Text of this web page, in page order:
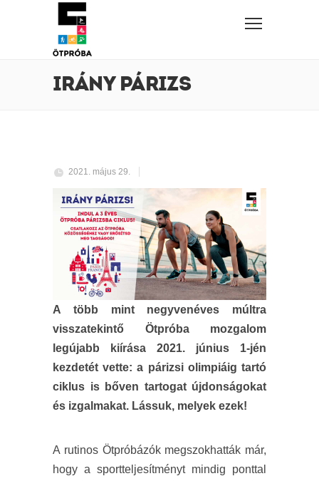
IRÁNY PÁRIZS
2021. május 29.
A több mint negyvenéves múltra
visszatekintő Ötpróba mozgalom
legújabb kiírása 2021. június 1-jén
kezdetét vette: a párizsi olimpiáig tartó
ciklus is bőven tartogat újdonságokat
és izgalmakat. Lássuk, melyek ezek!
A rutinos Ötpróbázók megszokhatták már,
hogy a sportteljesítményt mindig ponttal